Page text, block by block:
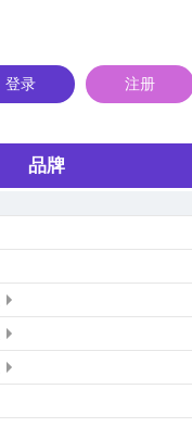
登录 注册
品牌